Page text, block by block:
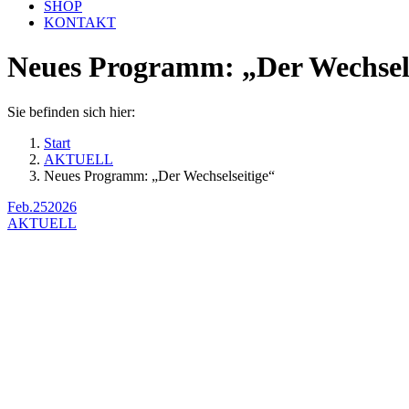
SHOP
KONTAKT
Neues Programm: „Der
Sie befinden sich hier:
Start
AKTUELL
Neues Programm: „Der Wechselseitige“
Feb.252026
AKTUELL